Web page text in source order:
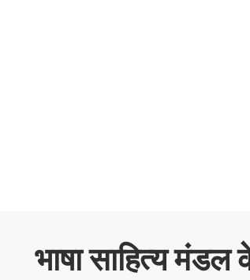
भाषा साहित्य